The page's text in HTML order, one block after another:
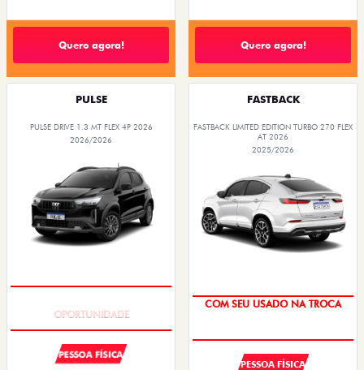
Quero agora! Quero agora!
PULSE
PULSE DRIVE 1.3 MT FLEX 4P 2026
2026/2026
PESSOA FÍSICA
FASTBACK
FASTBACK LIMITED EDITION TURBO 270 FLEX
AT 2026
2025/2026
COM SEU USADO NA TROCA
PESSOA FÍSICA